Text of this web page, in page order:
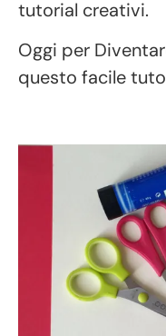
tutorial creativi.
Oggi per
questo facile